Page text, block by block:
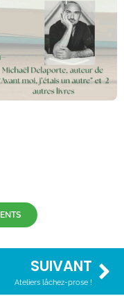
SUIVANT
Ateliers lâchez-prose !